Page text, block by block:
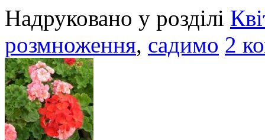
Надруковано у розділі
розмноження, садимо 2